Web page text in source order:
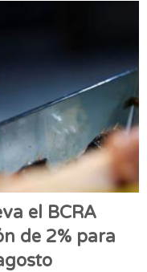
el BCRA
de 2% para